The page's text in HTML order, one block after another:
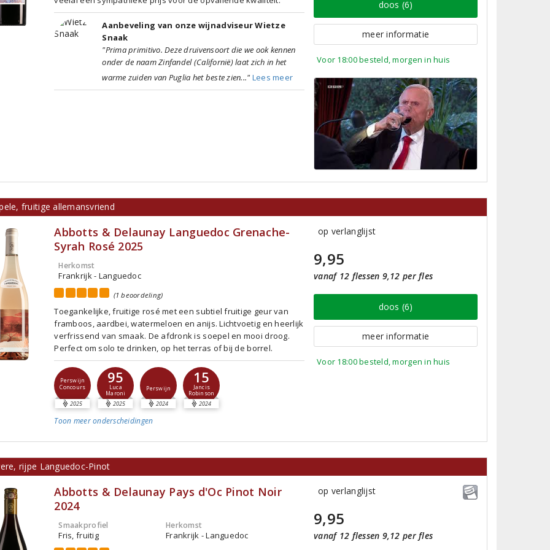
Aanbeveling van onze wijnadviseur Wietze
Snaak
"Prima primitivo. Deze druivensoort die we ook kennen
onder de naam Zinfandel (Californië) laat zich in het
warme zuiden van Puglia het beste zien..." Lees meer
doos (6)
meer informatie
Voor 18:00 besteld, morgen in huis
fruitige allemansvriend
Abbotts & Delaunay Languedoc Grenache-
Syrah Rosé 2025
Herkomst
Frankrijk - Languedoc
(1 beoordeling)
Toegankelijke, fruitige rosé met een subtiel fruitige geur van
framboos, aardbei, watermeloen en anijs. Lichtvoetig en heerlijk
verfrissend van smaak. De afdronk is soepel en mooi droog.
Perfect om solo te drinken, op het terras of bij de borrel.
Perswijn
Concours
2025
95
Luca
Maroni
2025
Perswijn
2024
15
Jancis
Robinson
2024
Toon meeronderscheidingen
op verlanglijst
9,95
vanaf 12 flessen 9,12 per fles
doos (6)
meer informatie
Voor 18:00 besteld, morgen in huis
rijpe Languedoc-Pinot
Abbotts & Delaunay Pays d'Oc Pinot Noir
2024
Smaakprofiel
Fris, fruitig
Herkomst
Frankrijk - Languedoc
op verlanglijst
9,95
vanaf 12 flessen 9,12 per fles